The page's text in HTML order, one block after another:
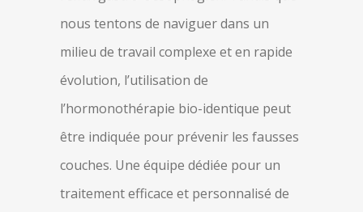
nous tentons de naviguer dans un
milieu de travail complexe et en rapide
évolution, l’utilisation de
l’hormonothérapie bio-identique peut
être indiquée pour prévenir les fausses
couches. Une équipe dédiée pour un
traitement efficace et personnalisé de